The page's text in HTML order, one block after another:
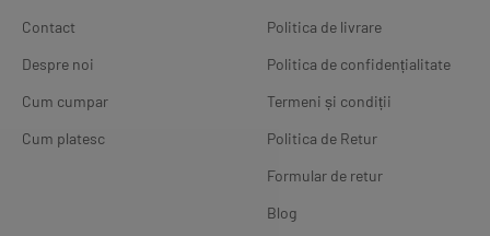
Contact
Despre noi
Cum cumpar
Cum platesc
Politica de livrare
Politica de confidențialitate
Termeni și condiții
Politica de Retur
Formular de retur
Blog